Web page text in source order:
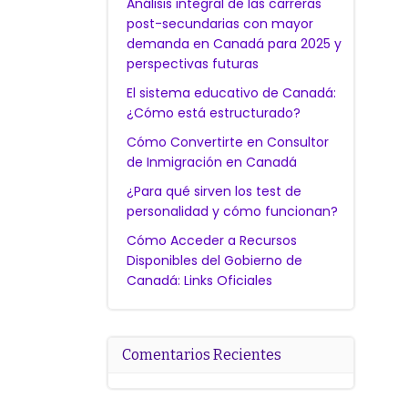
Análisis integral de las carreras
post-secundarias con mayor
demanda en Canadá para 2025 y
perspectivas futuras
El sistema educativo de Canadá:
¿Cómo está estructurado?
Cómo Convertirte en Consultor
de Inmigración en Canadá
¿Para qué sirven los test de
personalidad y cómo funcionan?
Cómo Acceder a Recursos
Disponibles del Gobierno de
Canadá: Links Oficiales
Comentarios Recientes